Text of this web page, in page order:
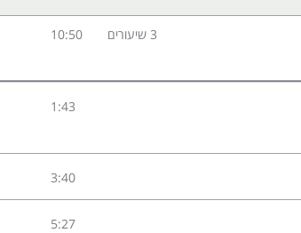
10:50 3 שיעורים
1:43
3:40
5:27